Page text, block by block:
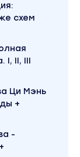
схем
I, II, III
Ци Мэнь
+
-